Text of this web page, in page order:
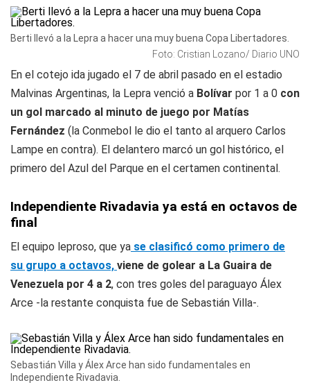
Berti llevó a la Lepra a hacer una muy buena Copa Libertadores.
Foto: Cristian Lozano/ Diario UNO
En el cotejo ida jugado el 7 de abril pasado en el estadio
Malvinas Argentinas, la Lepra venció a Bolívar por 1 a 0 con
un gol marcado al minuto de juego por Matías
Fernández (la Conmebol le dio el tanto al arquero Carlos
Lampe en contra). El delantero marcó un gol histórico, el
primero del Azul del Parque en el certamen continental.
Independiente Rivadavia ya está en octavos de
final
El equipo leproso, que ya se clasificó como primero de
su grupo a octavos, viene de golear a La Guaira de
Venezuela por 4 a 2, con tres goles del paraguayo Álex
Arce -la restante conquista fue de Sebastián Villa-.
Sebastián Villa y Álex Arce han sido fundamentales en
Independiente Rivadavia.